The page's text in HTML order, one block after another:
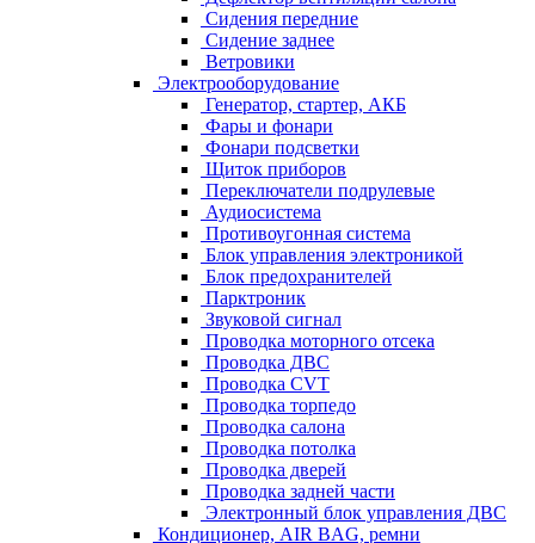
Сидения передние
Сидение заднее
Ветровики
Электрооборудование
Генератор, стартер, АКБ
Фары и фонари
Фонари подсветки
Щиток приборов
Переключатели подрулевые
Аудиосистема
Противоугонная система
Блок управления электроникой
Блок предохранителей
Парктроник
Звуковой сигнал
Проводка моторного отсека
Проводка ДВС
Проводка CVT
Проводка торпедо
Проводка салона
Проводка потолка
Проводка дверей
Проводка задней части
Электронный блок управления ДВС
Кондиционер, AIR BAG, ремни